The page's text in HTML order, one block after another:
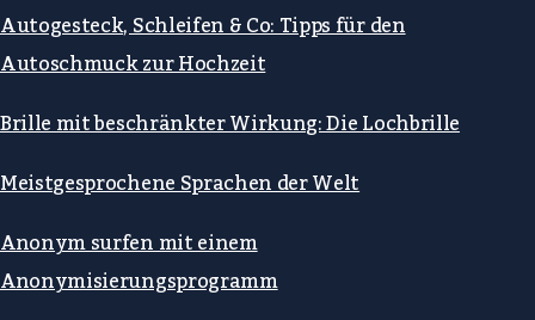
Autogesteck, Schleifen & Co: Tipps für den
Autoschmuck zur Hochzeit
Brille mit beschränkter Wirkung: Die Lochbrille
Meistgesprochene Sprachen der Welt
Anonym surfen mit einem
Anonymisierungsprogramm